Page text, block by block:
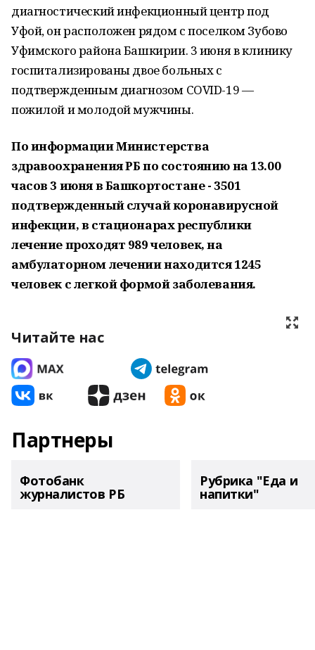
диагностический инфекционный центр под
Уфой, он расположен рядом с поселком Зубово
Уфимского района Башкирии. 3 июня в клинику
госпитализированы двое больных с
подтвержденным диагнозом COVID-19 —
пожилой и молодой мужчины.
По информации Министерства
здравоохранения РБ по состоянию на 13.00
часов 3 июня в Башкортостане - 3501
подтвержденный случай коронавирусной
инфекции, в стационарах республики
лечение проходят 989 человек, на
амбулаторном лечении находится 1245
человек с легкой формой заболевания.
Читайте нас
Партнеры
Фотобанк
журналистов РБ
Рубрика "Еда и
напитки"